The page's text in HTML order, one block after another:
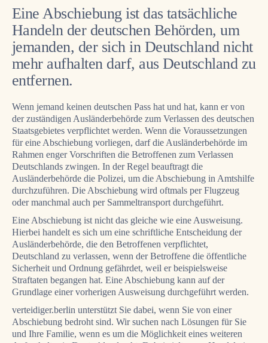
KOMPETENZ
LEISTUNGEN
FAQ AUSLÄNDERRECHT
Eine Abschiebung ist das tatsächliche
Handeln der deutschen Behörden, um
jemanden, der sich in Deutschland nicht
mehr aufhalten darf, aus Deutschland zu
entfernen.
Wenn jemand keinen deutschen Pass hat und hat, kann er von
der zuständigen Ausländerbehörde zum Verlassen des deutschen
Staatsgebietes verpflichtet werden. Wenn die Voraussetzungen
für eine Abschiebung vorliegen, darf die Ausländerbehörde im
Rahmen enger Vorschriften die Betroffenen zum Verlassen
Deutschlands zwingen. In der Regel beauftragt die
Ausländerbehörde die Polizei, um die Abschiebung in Amtshilfe
durchzuführen. Die Abschiebung wird oftmals per Flugzeug
oder manchmal auch per Sammeltransport durchgeführt.
Eine Abschiebung ist nicht das gleiche wie eine Ausweisung.
Hierbei handelt es sich um eine schriftliche Entscheidung der
Ausländerbehörde, die den Betroffenen verpflichtet,
Deutschland zu verlassen, wenn der Betroffene die öffentliche
Sicherheit und Ordnung gefährdet, weil er beispielsweise
Straftaten begangen hat. Eine Abschiebung kann auf der
Grundlage einer vorherigen Ausweisung durchgeführt werden.
verteidiger.berlin unterstützt Sie dabei, wenn Sie von einer
Abschiebung bedroht sind. Wir suchen nach Lösungen für Sie
und Ihre Familie, wenn es um die Möglichkeit eines weiteren